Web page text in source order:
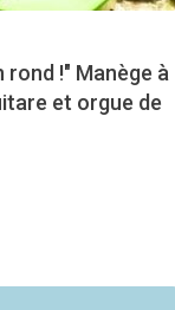
rond !" Manège à
et orgue de